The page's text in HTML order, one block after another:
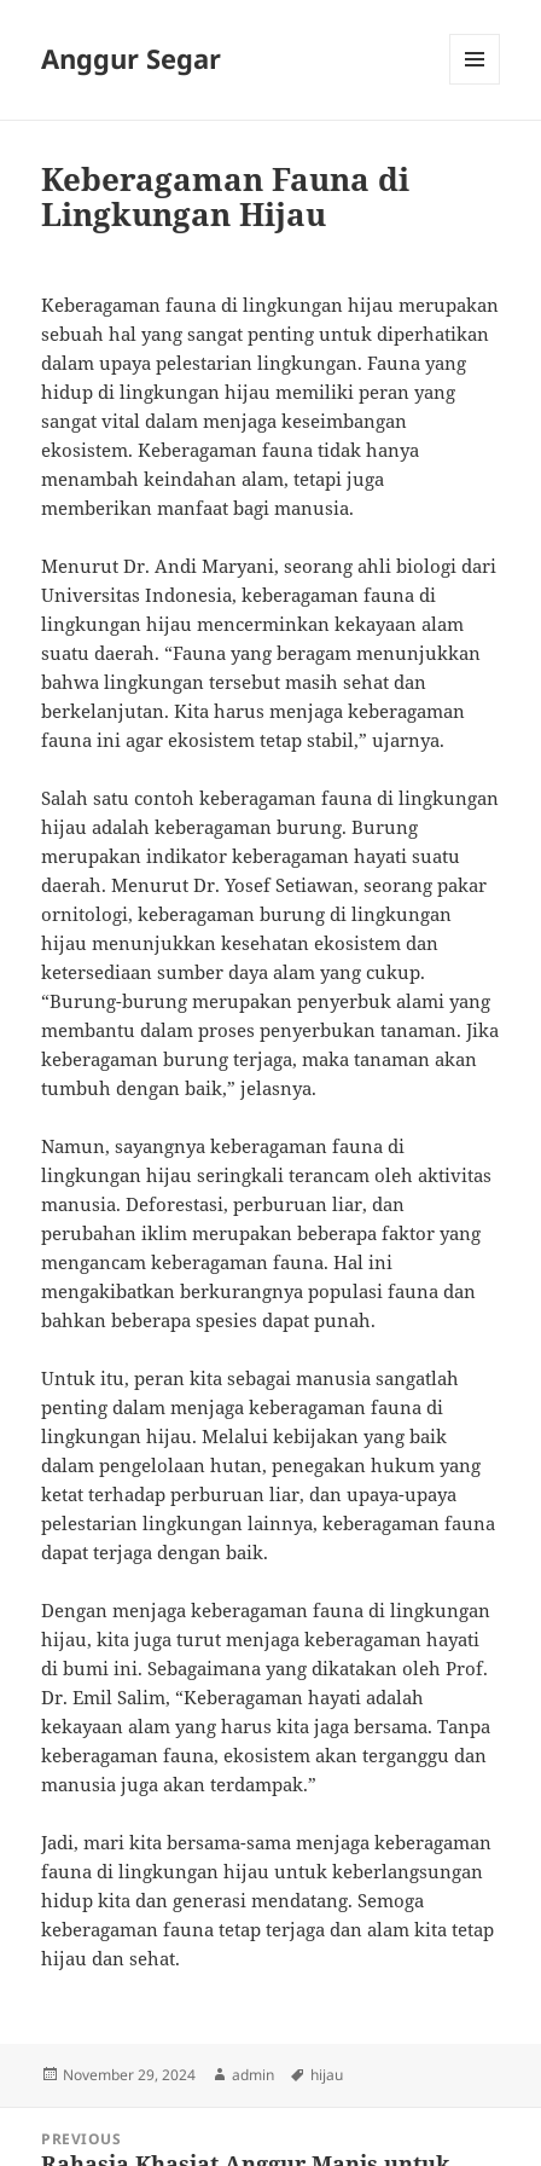
Anggur Segar
Keberagaman Fauna di
Lingkungan Hijau
Keberagaman fauna di lingkungan hijau merupakan
sebuah hal yang sangat penting untuk diperhatikan
dalam upaya pelestarian lingkungan. Fauna yang
hidup di lingkungan hijau memiliki peran yang
sangat vital dalam menjaga keseimbangan
ekosistem. Keberagaman fauna tidak hanya
menambah keindahan alam, tetapi juga
memberikan manfaat bagi manusia.
Menurut Dr. Andi Maryani, seorang ahli biologi dari
Universitas Indonesia, keberagaman fauna di
lingkungan hijau mencerminkan kekayaan alam
suatu daerah. “Fauna yang beragam menunjukkan
bahwa lingkungan tersebut masih sehat dan
berkelanjutan. Kita harus menjaga keberagaman
fauna ini agar ekosistem tetap stabil,” ujarnya.
Salah satu contoh keberagaman fauna di lingkungan
hijau adalah keberagaman burung. Burung
merupakan indikator keberagaman hayati suatu
daerah. Menurut Dr. Yosef Setiawan, seorang pakar
ornitologi, keberagaman burung di lingkungan
hijau menunjukkan kesehatan ekosistem dan
ketersediaan sumber daya alam yang cukup.
“Burung-burung merupakan penyerbuk alami yang
membantu dalam proses penyerbukan tanaman. Jika
keberagaman burung terjaga, maka tanaman akan
tumbuh dengan baik,” jelasnya.
Namun, sayangnya keberagaman fauna di
lingkungan hijau seringkali terancam oleh aktivitas
manusia. Deforestasi, perburuan liar, dan
perubahan iklim merupakan beberapa faktor yang
mengancam keberagaman fauna. Hal ini
mengakibatkan berkurangnya populasi fauna dan
bahkan beberapa spesies dapat punah.
Untuk itu, peran kita sebagai manusia sangatlah
penting dalam menjaga keberagaman fauna di
lingkungan hijau. Melalui kebijakan yang baik
dalam pengelolaan hutan, penegakan hukum yang
ketat terhadap perburuan liar, dan upaya-upaya
pelestarian lingkungan lainnya, keberagaman fauna
dapat terjaga dengan baik.
Dengan menjaga keberagaman fauna di lingkungan
hijau, kita juga turut menjaga keberagaman hayati
di bumi ini. Sebagaimana yang dikatakan oleh Prof.
Dr. Emil Salim, “Keberagaman hayati adalah
kekayaan alam yang harus kita jaga bersama. Tanpa
keberagaman fauna, ekosistem akan terganggu dan
manusia juga akan terdampak.”
Jadi, mari kita bersama-sama menjaga keberagaman
fauna di lingkungan hijau untuk keberlangsungan
hidup kita dan generasi mendatang. Semoga
keberagaman fauna tetap terjaga dan alam kita tetap
hijau dan sehat.
Posted
November 29, 2024 Author
admin Tags
hijau
navigation
PREVIOUS